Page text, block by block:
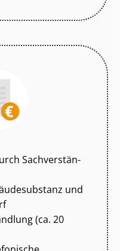
Sach­ver­stän­
und
(ca. 20